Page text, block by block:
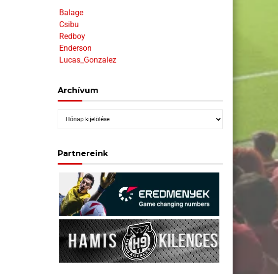
Balage
Csibu
Redboy
Enderson
Lucas_Gonzalez
Archívum
Archívum
Partnereink